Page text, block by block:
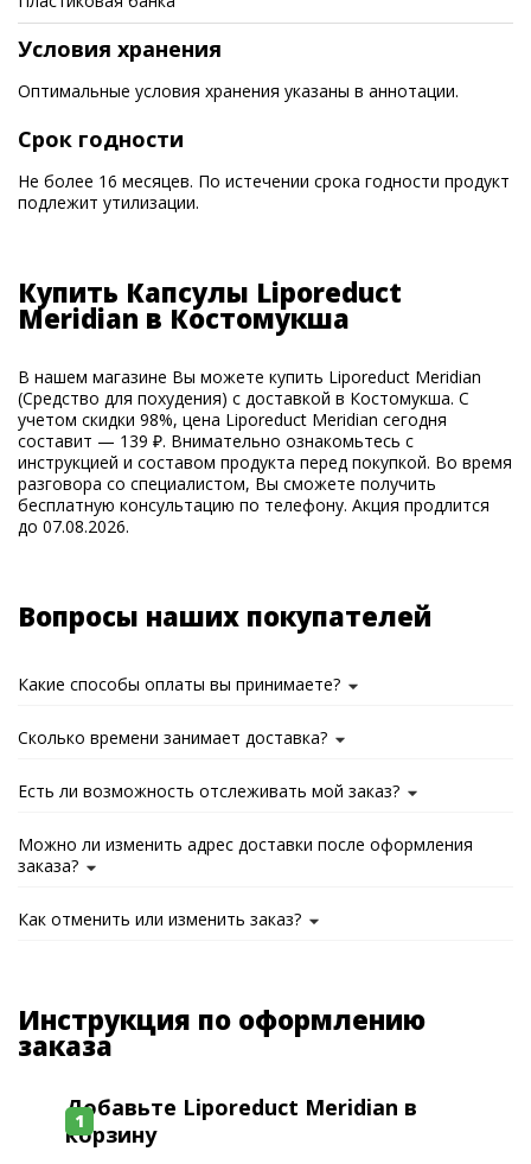
Условия хранения
Оптимальные условия хранения указаны в аннотации.
Срок годности
Не более 16 месяцев. По истечении срока годности продукт
подлежит утилизации.
Купить Капсулы Liporeduct
Meridian в Костомукша
В нашем магазине Вы можете купить Liporeduct Meridian
(Средство для похудения) с доставкой в Костомукша. С
учетом скидки 98%, цена Liporeduct Meridian сегодня
составит — 139 ₽. Внимательно ознакомьтесь с
инструкцией и составом продукта перед покупкой. Во время
разговора со специалистом, Вы сможете получить
бесплатную консультацию по телефону. Акция продлится
до 07.08.2026.
Вопросы наших покупателей
Какие способы оплаты вы принимаете?
Сколько времени занимает доставка?
Есть ли возможность отслеживать мой заказ?
Можно ли изменить адрес доставки после оформления
заказа?
Как отменить или изменить заказ?
Инструкция по оформлению
заказа
Добавьте Liporeduct Meridian в
корзину